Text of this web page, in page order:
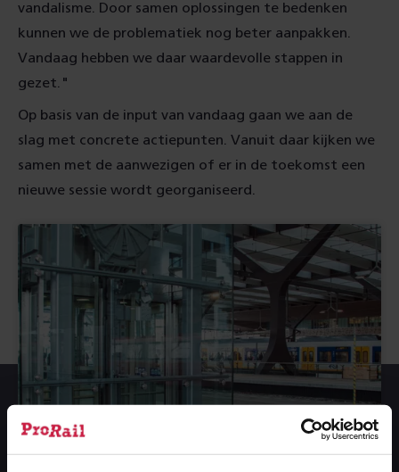
vandalisme. Door samen oplossingen te bedenken
kunnen we de problematiek nog beter aanpakken.
Vandaag hebben we daar waardevolle stappen in
gezet."
Op basis van de input van vandaag gaan we aan de
slag met concrete actiepunten. Vanuit daar kijken we
samen met de aanwezigen of er in de toekomst een
nieuwe sessie wordt georganiseerd.